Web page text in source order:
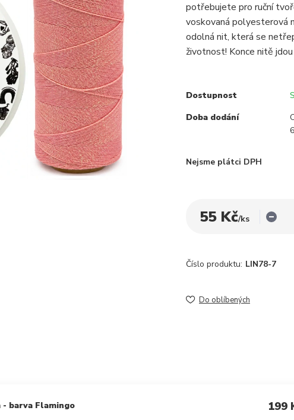
potřebujete pro ruční
voskovaná polyesterová
odolná nit, která se
životnost! Konce nitě jdou
Dostupnost
Doba dodání
Nejsme plátci DPH
55 Kč/ks
Číslo produktu: LIN78-7
Do oblíbených
- barva Flamingo 199